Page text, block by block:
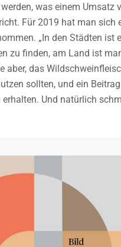
was einem Umsatz
Für 2019 hat man sich
„In den Städten ist
zu finden, am Land ist
aber, das
sollten, und ein
Und natürlich